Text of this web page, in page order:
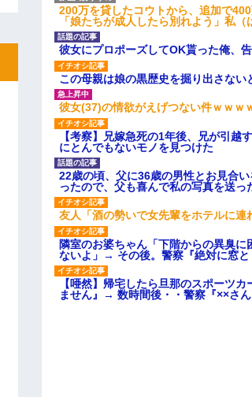
200万を貸したコウトから、追加で
「娘たちが成人したら別れよう」私（
彼女にプロポーズしてOK貰った俺、
この母親は娘の黒歴史を掘り出さな
彼女(37)の情欲がえげつない件ｗｗｗ
【考察】兄嫁急死の1年後、兄が引越
にとんでもないモノを見つけた
22歳の頃、父に36歳の男性とお見合
ったので、父も喜んで私の写真を送っ
友人「酒の勢いで女先輩をホテルに連
隣室のお婆ちゃん「下階からの異臭
ないよ」→ その後。警察『絶対に窓と
【唖然】帰宅したら旦那のスポーツ
ません』→ 数時間後・・警察『××さん